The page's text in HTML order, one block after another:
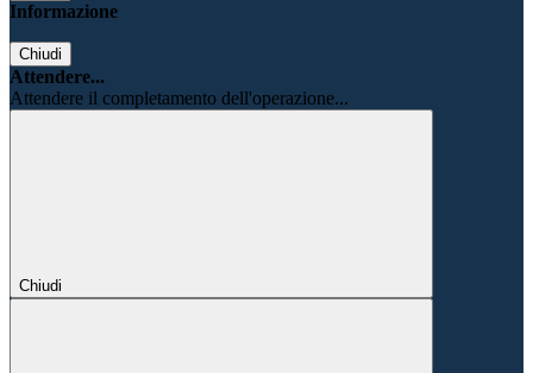
Informazione
Chiudi
Attendere...
Attendere il completamento dell'operazione...
Chiudi